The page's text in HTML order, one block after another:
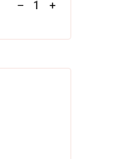
– 1 +